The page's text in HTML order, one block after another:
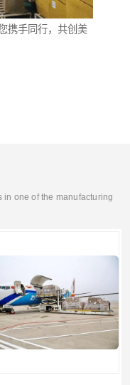
携手同行，共创美
in one of the manufacturing